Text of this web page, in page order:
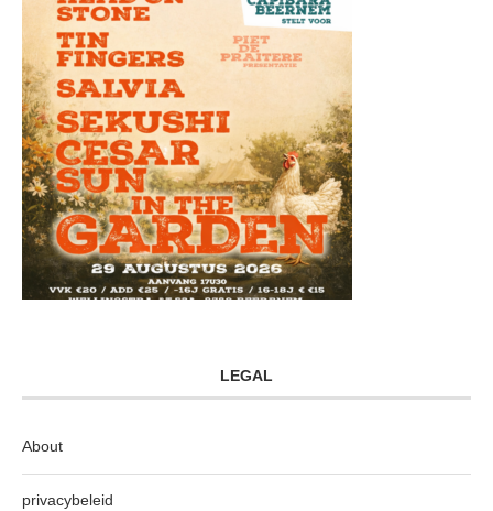
LEGAL
About
privacybeleid